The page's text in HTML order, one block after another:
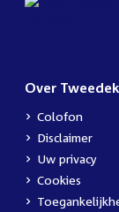
Over
Colofon
Disclaimer
Uw privacy
Cookies